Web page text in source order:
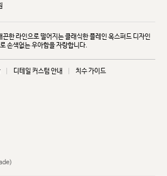
한 라인으로 떨어지는 클래식한 플레인 옥스퍼드 디자인
손색없는 우아함을 자랑합니다.
디테일 커스텀 안내 치수 가이드